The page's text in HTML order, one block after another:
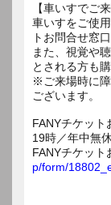
【車いすでご
車いすをご使
トお問合せ窓
また、視覚や
とされる方も
※ご来場時に
ございます。
FANYチケッ
19時／年中無休
FANYチケッ
p/form/